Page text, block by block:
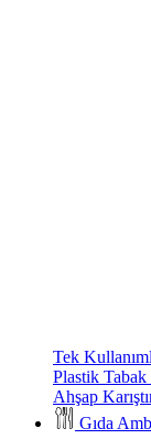
Tek
Plastik Tabak
Ahşap
Gıda